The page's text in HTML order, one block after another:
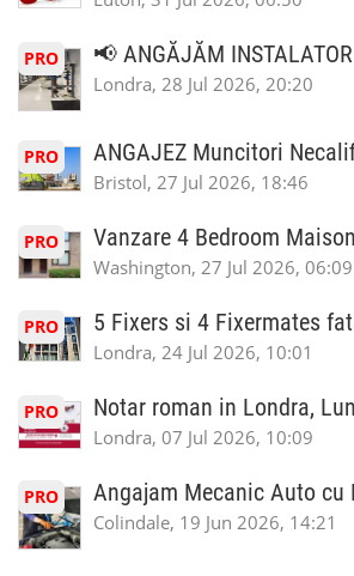
PRO 📢 ANGĂJĂM INSTALATOR
Londra, 28 Jul 2026, 20:20
PRO ANGAJEZ Muncitori
Bristol, 27 Jul 2026, 18:46
PRO Vanzare 4 Bedroom
Washington, 27 Jul 2026, 06:09
PRO 5 Fixers si 4 Fixermates
Londra, 24 Jul 2026, 10:01
PRO Notar roman in Londra,
Londra, 07 Jul 2026, 10:09
PRO Angajam Mecanic Auto cu
Colindale, 19 Jun 2026, 14:21